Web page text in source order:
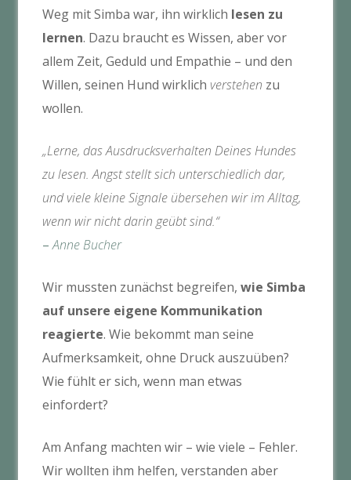
Weg mit Simba war, ihn wirklich lesen zu
lernen. Dazu braucht es Wissen, aber vor
allem Zeit, Geduld und Empathie – und den
Willen, seinen Hund wirklich verstehen zu
wollen.
„Lerne, das Ausdrucksverhalten Deines Hundes
zu lesen. Angst stellt sich unterschiedlich dar,
und viele kleine Signale übersehen wir im Alltag,
wenn wir nicht darin geübt sind.“
–Anne Bucher
Wir mussten zunächst begreifen, wie Simba
auf unsere eigene Kommunikation
reagierte. Wie bekommt man seine
Aufmerksamkeit, ohne Druck auszuüben?
Wie fühlt er sich, wenn man etwas
einfordert?
Am Anfang machten wir – wie viele – Fehler.
Wir wollten ihm helfen, verstanden aber